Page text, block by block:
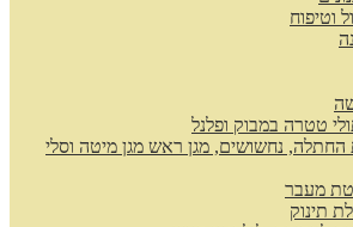
וטיפוח
טטרה במבוק ופלנל
החתלה, נחשושים, מגן ראש מגן מיטה וסלי
מעבר
תינוק